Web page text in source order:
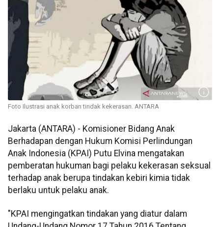
Foto Ilustrasi anak korban tindak kekerasan. ANTARA
Jakarta (ANTARA) - Komisioner Bidang Anak
Berhadapan dengan Hukum Komisi Perlindungan
Anak Indonesia (KPAI) Putu Elvina mengatakan
pemberatan hukuman bagi pelaku kekerasan seksual
terhadap anak berupa tindakan kebiri kimia tidak
berlaku untuk pelaku anak.
"KPAI mengingatkan tindakan yang diatur dalam